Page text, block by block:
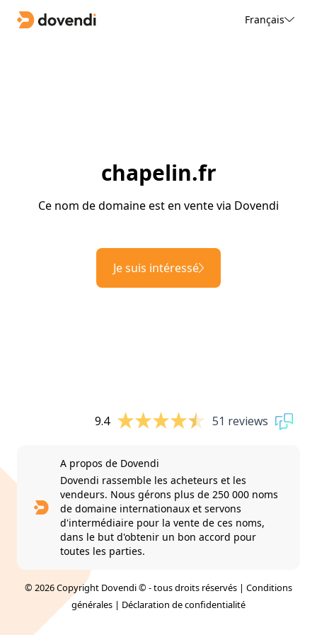
Français
chapelin.fr
Ce nom de domaine est en vente via Dovendi
Je suis intéressé
9.4 51 reviews
A propos de Dovendi
Dovendi rassemble les acheteurs et les
vendeurs. Nous gérons plus de 250 000 noms
de domaine internationaux et servons
d'intermédiaire pour la vente de ces noms,
dans le but d'obtenir un bon accord pour
toutes les parties.
© 2026 Copyright Dovendi © - tous droits réservés | Conditions
générales | Déclaration de confidentialité